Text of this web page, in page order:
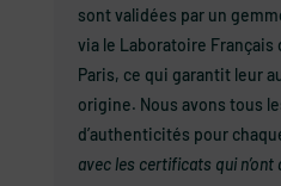
sont validées par un
via le Laboratoire Français
Paris, ce qui garantit leur
origine. Nous avons tous
d’authenticités pour
avec les certificats qui